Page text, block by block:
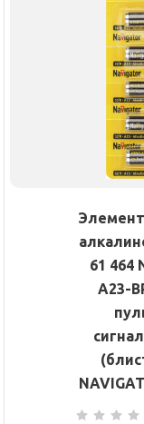
61 464
A23-